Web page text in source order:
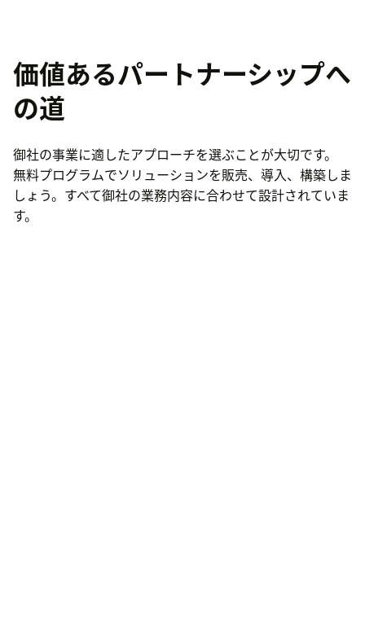
価値あるパートナーシップへ
の道
御社の事業に適したアプローチを選ぶことが大切です。
無料プログラムでソリューションを販売、導入、構築しま
しょう。すべて御社の業務内容に合わせて設計されていま
す。